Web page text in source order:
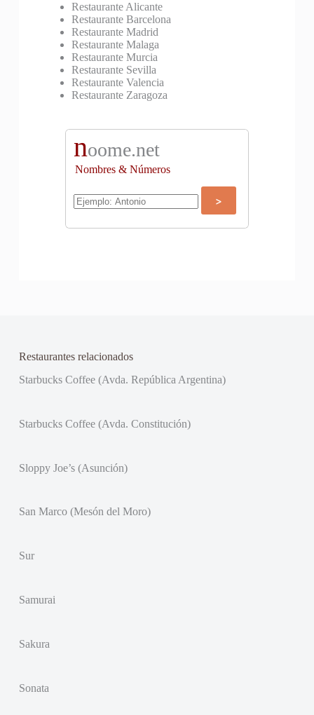
Restaurante Alicante
Restaurante Barcelona
Restaurante Madrid
Restaurante Malaga
Restaurante Murcia
Restaurante Sevilla
Restaurante Valencia
Restaurante Zaragoza
noome.net
Nombres & Números
Restaurantes relacionados
Starbucks Coffee (Avda. República Argentina)
Starbucks Coffee (Avda. Constitución)
Sloppy Joe’s (Asunción)
San Marco (Mesón del Moro)
Sur
Samurai
Sakura
Sonata